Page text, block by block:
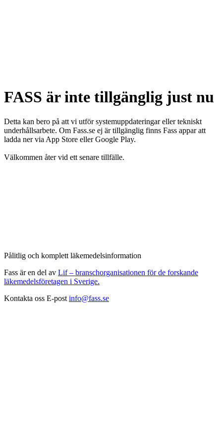
FASS är inte tillgänglig just nu
Detta kan bero på att vi utför systemuppdateringar eller tekniskt
underhållsarbete. Om Fass.se ej är tillgänglig finns Fass appar att
ladda ner via App Store eller Google Play.
Välkommen åter vid ett senare tillfälle.
Pålitlig och komplett läkemedelsinformation
Fass är en del av Lif – branschorganisationen för de forskande
läkemedelsföretagen i Sverige.
Kontakta oss E-post info@fass.se